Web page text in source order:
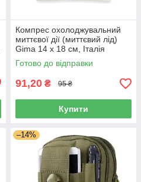
Компрес охолоджувальний
миттєвої дії (миттєвий лід)
Gima 14 х 18 см, Італія
Готово до відправки
91,20 ₴ 95 ₴
Купити
–14%